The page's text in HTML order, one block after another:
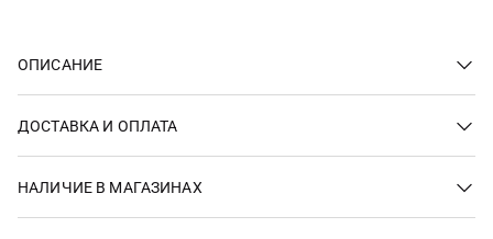
ОПИСАНИЕ
ДОСТАВКА И ОПЛАТА
НАЛИЧИЕ В МАГАЗИНАХ